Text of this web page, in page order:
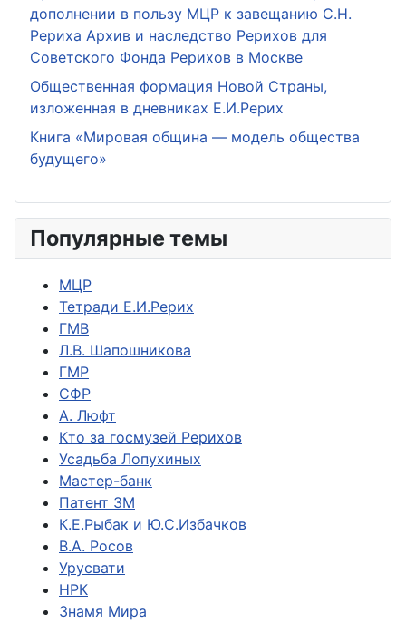
дополнении в пользу МЦР к завещанию С.Н.
Рериха Архив и наследство Рерихов для
Советского Фонда Рерихов в Москве
Общественная формация Новой Страны,
изложенная в дневниках Е.И.Рерих
Книга «Мировая община — модель общества
будущего»
Популярные темы
МЦР
Тетради Е.И.Рерих
ГМВ
Л.В. Шапошникова
ГМР
СФР
А. Люфт
Кто за госмузей Рерихов
Усадьба Лопухиных
Мастер-банк
Патент ЗМ
К.Е.Рыбак и Ю.С.Избачков
В.А. Росов
Урусвати
НРК
Знамя Мира